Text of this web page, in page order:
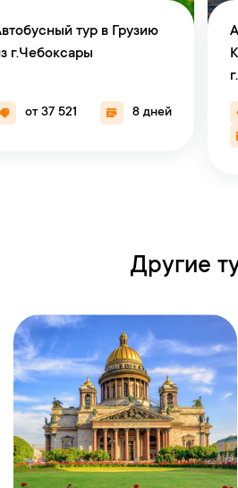
тур в Грузию
г.Чебоксары
от 37 521 8 дней
Другие